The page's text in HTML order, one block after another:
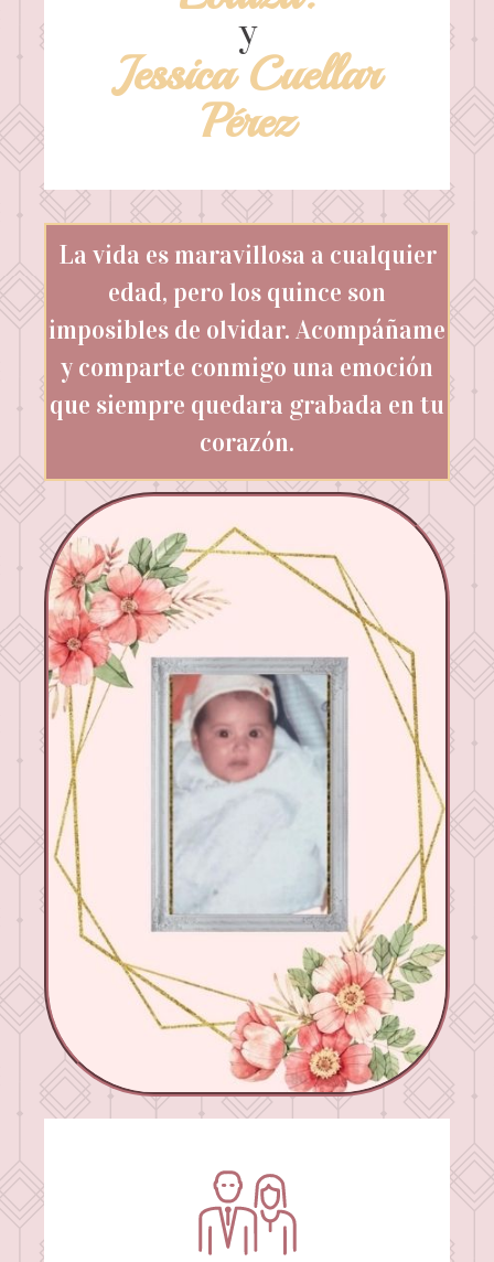
y
Jessica Cuellar
Pérez
La vida es maravillosa a cualquier
edad, pero los quince son
imposibles de olvidar. Acompáñame
y comparte conmigo una emoción
que siempre quedara grabada en tu
corazón.